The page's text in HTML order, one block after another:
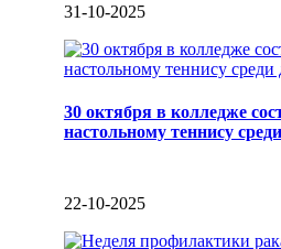
31-10-2025
30 октября в колледже
настольному теннису
22-10-2025